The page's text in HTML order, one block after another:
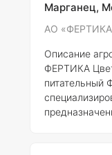
Конкретная
Марганец,
АО
Описание
ФЕРТИКА
питательный